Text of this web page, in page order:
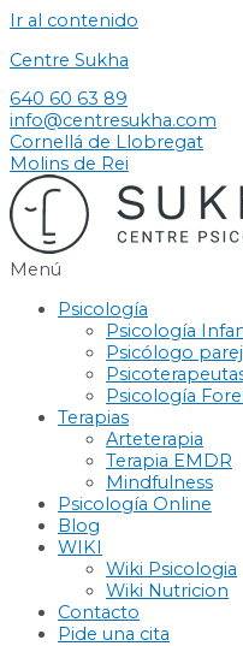
Ir al contenido
Centre Sukha
640 60 63 89
info@centresukha.com
Cornellá de Llobregat
Molins de Rei
Menú
Psicología
Psicología
Psicólogo
Psicología
Terapias
Arteterapia
Terapia EMDR
Mindfulness
Psicología Online
Blog
WIKI
Wiki Psicologia
Wiki Nutricion
Contacto
Pide una cita